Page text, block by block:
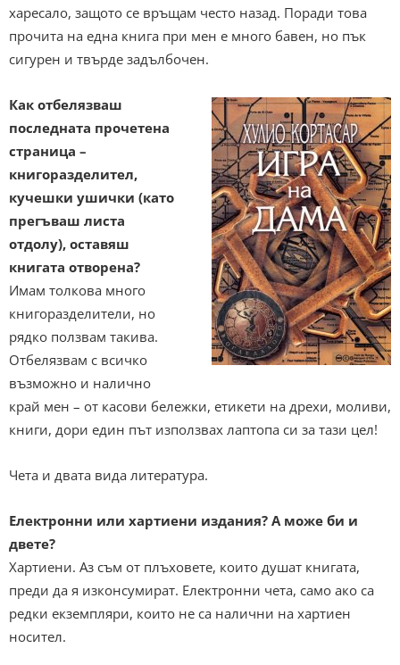
харесало, защото се връщам често назад. Поради това
прочита на една книга при мен е много бавен, но пък
сигурен и твърде задълбочен.
Как отбелязваш
последната прочетена
страница –
книгоразделител,
кучешки ушички (като
прегъваш листа
отдолу), оставяш
книгата отворена?
Имам толкова много
книгоразделители, но
рядко ползвам такива.
Отбелязвам с всичко
възможно и налично
край мен – от касови бележки, етикети на дрехи, моливи,
книги, дори един път използвах лаптопа си за тази цел!
Чета и двата вида литература.
Eлектронни или хартиени издания? А може би и
двете?
Хартиени. Аз съм от плъховете, които душат книгата,
преди да я изконсумират. Електронни чета, само ако са
редки екземпляри, които не са налични на хартиен
носител.